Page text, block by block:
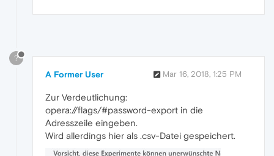
?
A Former User Mar 16, 2018, 1:25 PM
Zur Verdeutlichung:
opera://flags/#password-export in die
Adresszeile eingeben.
Wird allerdings hier als .csv-Datei gespeichert.